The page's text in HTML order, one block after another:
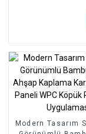
Modern Tasarım